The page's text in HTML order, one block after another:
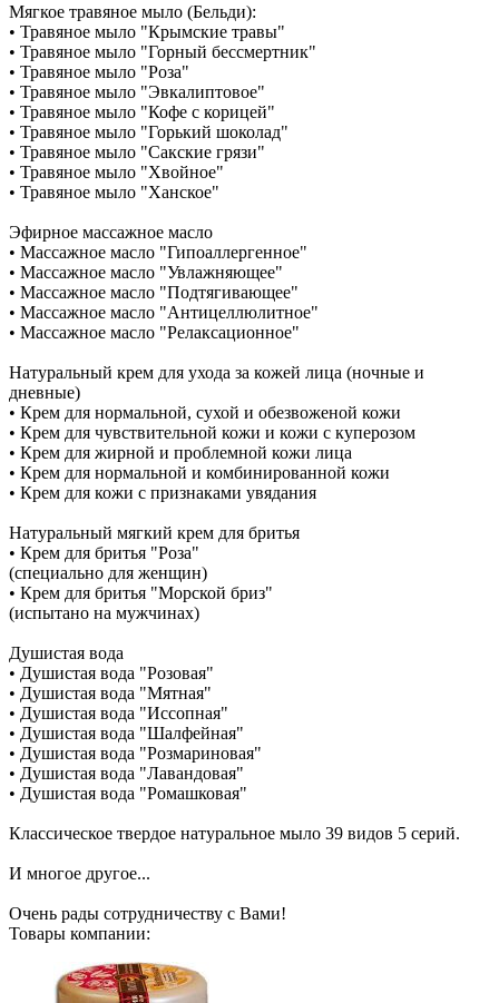
Мягкое травяное мыло (Бельди):
• Травяное мыло "Крымские травы"
• Травяное мыло "Горный бессмертник"
• Травяное мыло "Роза"
• Травяное мыло "Эвкалиптовое"
• Травяное мыло "Кофе с корицей"
• Травяное мыло "Горький шоколад"
• Травяное мыло "Сакские грязи"
• Травяное мыло "Хвойное"
• Травяное мыло "Ханское"
Эфирное массажное масло
• Массажное масло "Гипоаллергенное"
• Массажное масло "Увлажняющее"
• Массажное масло "Подтягивающее"
• Массажное масло "Антицеллюлитное"
• Массажное масло "Релаксационное"
Натуральный крем для ухода за кожей лица (ночные и
дневные)
• Крем для нормальной, сухой и обезвоженой кожи
• Крем для чувствительной кожи и кожи с куперозом
• Крем для жирной и проблемной кожи лица
• Крем для нормальной и комбинированной кожи
• Крем для кожи с признаками увядания
Натуральный мягкий крем для бритья
• Крем для бритья "Роза"
(специально для женщин)
• Крем для бритья "Морской бриз"
(испытано на мужчинах)
Душистая вода
• Душистая вода "Розовая"
• Душистая вода "Мятная"
• Душистая вода "Иссопная"
• Душистая вода "Шалфейная"
• Душистая вода "Розмариновая"
• Душистая вода "Лавандовая"
• Душистая вода "Ромашковая"
Классическое твердое натуральное мыло 39 видов 5 серий.
И многое другое...
Очень рады сотрудничеству с Вами!
Товары компании: